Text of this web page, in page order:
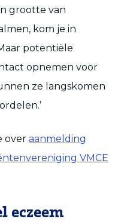
grootte van
kom je in
potentiële
opnemen voor
ze langskomen
over aanmelding
VMCE
eczeem